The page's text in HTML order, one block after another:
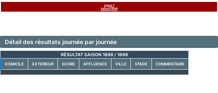
Ligue 1
Saison1899
Détail des résultats journée par journée
RÉSULTAT SAISON 1898 / 1899
DOMICILE EXTERIEUR SCORE AFFLUENCE VILLE STADE COMMENTAIRE